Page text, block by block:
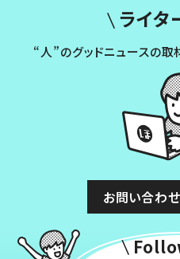
ライタ
“人”のグッドニュースの取
お問い合わ